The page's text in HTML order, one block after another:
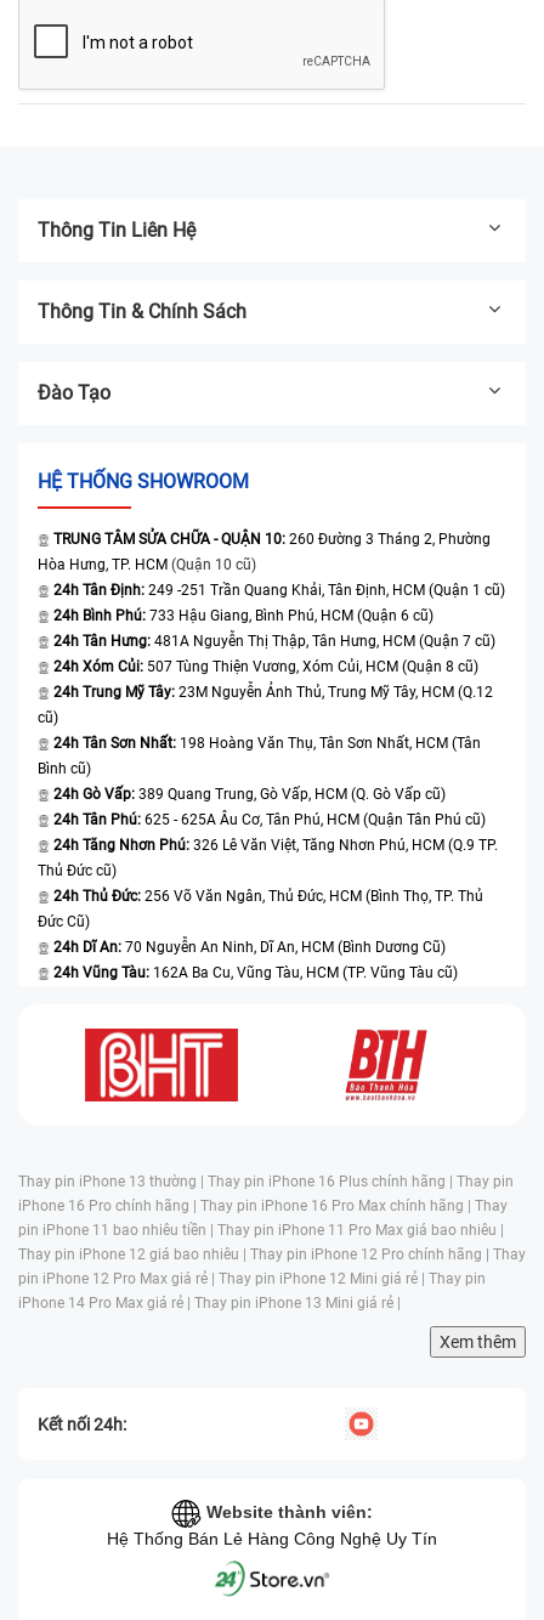
Thông Tin Liên Hệ
Thông Tin & Chính Sách
Đào Tạo
HỆ THỐNG SHOWROOM
TRUNG TÂM SỬA CHỮA - QUẬN 10: 260 Đường 3 Tháng 2, Phường
Hòa Hưng, TP. HCM (Quận 10 cũ)
24h Tân Định: 249 -251 Trần Quang Khải, Tân Định, HCM (Quận 1 cũ)
24h Bình Phú: 733 Hậu Giang, Bình Phú, HCM (Quận 6 cũ)
24h Tân Hưng: 481A Nguyễn Thị Thập, Tân Hưng, HCM (Quận 7 cũ)
24h Xóm Củi: 507 Tùng Thiện Vương, Xóm Củi, HCM (Quận 8 cũ)
24h Trung Mỹ Tây: 23M Nguyễn Ảnh Thủ, Trung Mỹ Tây, HCM (Q.12
cũ)
24h Tân Sơn Nhất: 198 Hoàng Văn Thụ, Tân Sơn Nhất, HCM (Tân
Bình cũ)
24h Gò Vấp: 389 Quang Trung, Gò Vấp, HCM (Q. Gò Vấp cũ)
24h Tân Phú: 625 - 625A Âu Cơ, Tân Phú, HCM (Quận Tân Phú cũ)
24h Tăng Nhơn Phú: 326 Lê Văn Việt, Tăng Nhơn Phú, HCM (Q.9 TP.
Thủ Đức cũ)
24h Thủ Đức: 256 Võ Văn Ngân, Thủ Đức, HCM (Bình Thọ, TP. Thủ
Đức Cũ)
24h Dĩ An: 70 Nguyễn An Ninh, Dĩ An, HCM (Bình Dương Cũ)
24h Vũng Tàu: 162A Ba Cu, Vũng Tàu, HCM (TP. Vũng Tàu cũ)
Thay pin iPhone 13 thường | Thay pin iPhone 16 Plus chính hãng | Thay pin
iPhone 16 Pro chính hãng | Thay pin iPhone 16 Pro Max chính hãng | Thay
pin iPhone 11 bao nhiêu tiền | Thay pin iPhone 11 Pro Max giá bao nhiêu |
Thay pin iPhone 12 giá bao nhiêu | Thay pin iPhone 12 Pro chính hãng | Thay
pin iPhone 12 Pro Max giá rẻ | Thay pin iPhone 12 Mini giá rẻ | Thay pin
iPhone 14 Pro Max giá rẻ | Thay pin iPhone 13 Mini giá rẻ |
Xem thêm
Kết nối 24h:
Website thành viên:
Hệ Thống Bán Lẻ Hàng Công Nghệ Uy Tín